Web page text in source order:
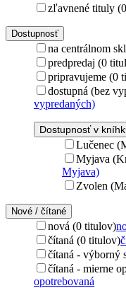
zľavnené tituly
Dostupnosť
na centrálnom
predpredaj (0
pripravujeme (0
dostupná (bez
vypredaných)
Dostupnosť v
Lučenec
Myjava
Myjava)
Zvolen
Nové / čítané
nová (0 titulov)
čítaná (0 titulov)
čítaná - výborný
čítaná - mierne
opotrebovaná